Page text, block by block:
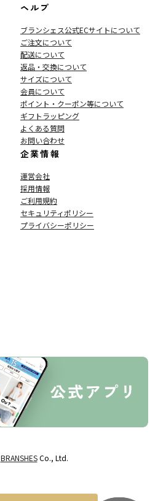
ヘルプ
ブランシェス公式ECサイトについて
ご注文について
配送について
返品・交換について
サイズについて
会員について
ポイント・クーポン等について
ギフトラッピング
よくある質問
お問い合わせ
企業情報
運営会社
採用情報
ご利用規約
セキュリティポリシー
プライバシーポリシー
BRANSHESCo., Ltd.